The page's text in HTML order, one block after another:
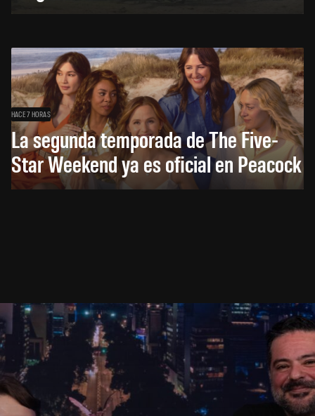
HACE 7 HORAS
La segunda temporada de The Five-
Star Weekend ya es oficial en Peacock